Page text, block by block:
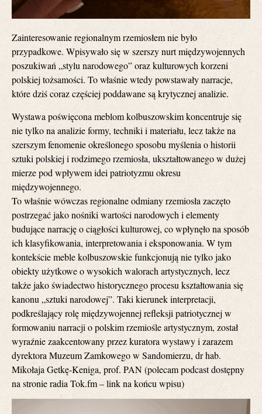
Zainteresowanie regionalnym rzemiosłem nie było
przypadkowe. Wpisywało się w szerszy nurt międzywojennych
poszukiwań „stylu narodowego” oraz kulturowych korzeni
polskiej tożsamości. To właśnie wtedy powstawały narracje,
które dziś coraz częściej poddawane są krytycznej analizie.
Wystawa poświęcona meblom kolbuszowskim koncentruje się
nie tylko na analizie formy, techniki i materiału, lecz także na
szerszym fenomenie określonego sposobu myślenia o historii
sztuki polskiej i rodzimego rzemiosła, ukształtowanego w dużej
mierze pod wpływem idei patriotyzmu okresu
międzywojennego.
To właśnie wówczas regionalne odmiany rzemiosła zaczęto
postrzegać jako nośniki wartości narodowych i elementy
budujące narrację o ciągłości kulturowej, co wpłynęło na sposób
ich klasyfikowania, interpretowania i eksponowania. W tym
kontekście meble kolbuszowskie funkcjonują nie tylko jako
obiekty użytkowe o wysokich walorach artystycznych, lecz
także jako świadectwo historycznego procesu kształtowania się
kanonu „sztuki narodowej”. Taki kierunek interpretacji,
podkreślający rolę międzywojennej refleksji patriotycznej w
formowaniu narracji o polskim rzemiośle artystycznym, został
wyraźnie zaakcentowany przez kuratora wystawy i zarazem
dyrektora Muzeum Zamkowego w Sandomierzu, dr hab.
Mikołaja Getkę-Keniga, prof. PAN (polecam podcast dostępny
na stronie radia Tok.fm – link na końcu wpisu)